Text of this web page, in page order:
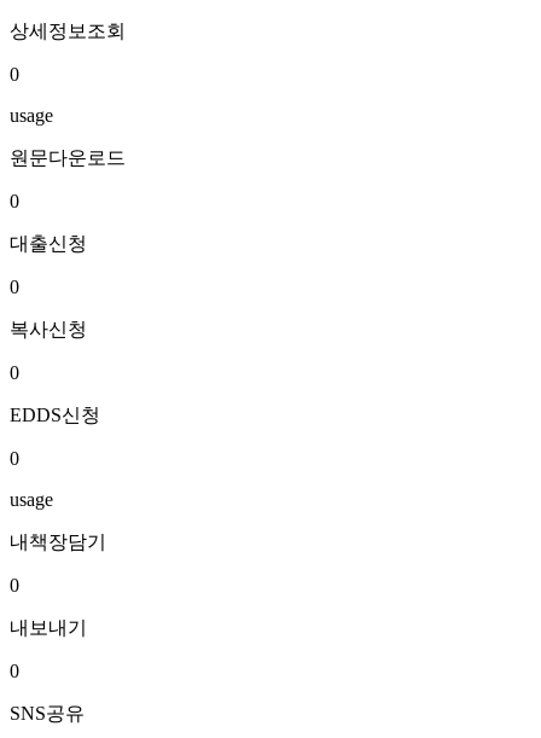
상세정보조회
0
usage
원문다운로드
0
대출신청
0
복사신청
0
EDDS신청
0
usage
내책장담기
0
내보내기
0
SNS공유